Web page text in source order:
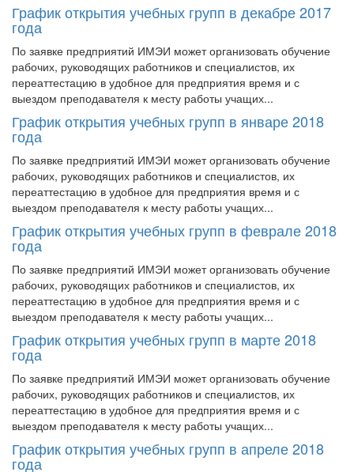
График открытия учебных групп в декабре 2017
года
По заявке предприятий ИМЭИ может организовать обучение
рабочих, руководящих работников и специалистов, их
переаттестацию в удобное для предприятия время и с
выездом преподавателя к месту работы учащих...
График открытия учебных групп в январе 2018
года
По заявке предприятий ИМЭИ может организовать обучение
рабочих, руководящих работников и специалистов, их
переаттестацию в удобное для предприятия время и с
выездом преподавателя к месту работы учащих...
График открытия учебных групп в феврале 2018
года
По заявке предприятий ИМЭИ может организовать обучение
рабочих, руководящих работников и специалистов, их
переаттестацию в удобное для предприятия время и с
выездом преподавателя к месту работы учащих...
График открытия учебных групп в марте 2018
года
По заявке предприятий ИМЭИ может организовать обучение
рабочих, руководящих работников и специалистов, их
переаттестацию в удобное для предприятия время и с
выездом преподавателя к месту работы учащих...
График открытия учебных групп в апреле 2018
года